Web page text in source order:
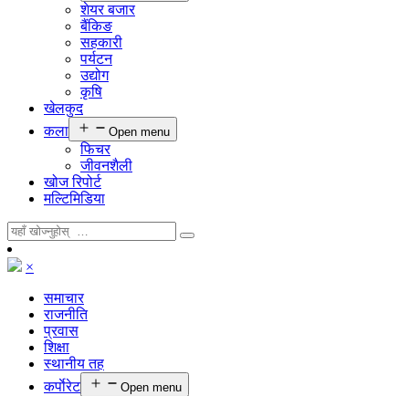
शेयर बजार
बैंकिङ
सहकारी
पर्यटन
उद्योग
कृषि
खेलकुद
कला
Open menu
फिचर
जीवनशैली
खोज रिपोर्ट
मल्टिमिडिया
×
समाचार
राजनीति
प्रवास
शिक्षा
स्थानीय तह
कर्पाेरेट
Open menu